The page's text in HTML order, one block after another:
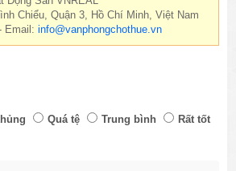
Chiểu, Quận 3, Hồ Chí Minh, Việt Nam
Email:info@vanphongchothue.vn
Quá tệ Trung bình
Rất tốt